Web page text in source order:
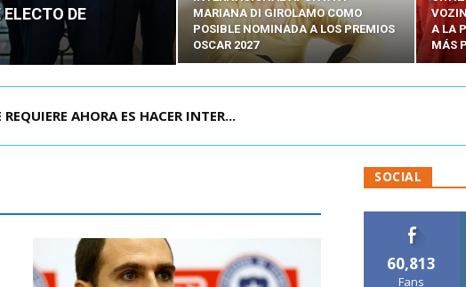
DE
MARIANA DI GIROLAMO COMO
POSIBLE NOMINADA A LOS PREMIOS
OSCAR 2027
A LA
MÁS
IPC: “LA ECONOMÍA SE ESTÁ ENC...
SOCIAL
60,813
Fans